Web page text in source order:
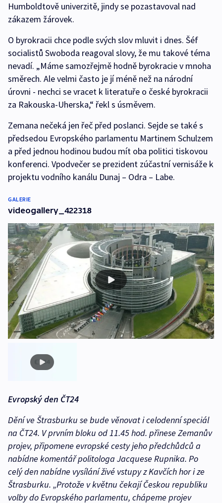
Humboldtově univerzitě, jindy se pozastavoval nad
zákazem žárovek.
O byrokracii chce podle svých slov mluvit i dnes. Šéf
socialistů Swoboda reagoval slovy, že mu takové téma
nevadí. „Máme samozřejmě hodně byrokracie v mnoha
směrech. Ale velmi často je jí méně než na národní
úrovni - nechci se vracet k literatuře o české byrokracii
za Rakouska-Uherska,“ řekl s úsměvem.
Zemana nečeká jen řeč před poslanci. Sejde se také s
předsedou Evropského parlamentu Martinem Schulzem
a před jednou hodinou budou mít oba politici tiskovou
konferenci. Vpodvečer se prezident zúčastní vernisáže k
projektu vodního kanálu Dunaj – Odra – Labe.
GALERIE
videogallery_422318
Evropský den ČT24
Dění ve Štrasburku se bude věnovat i celodenní speciál
na ČT24. V prvním bloku od 11.45 hod. přinese Zemanův
projev, připomene evropské cesty jeho předchůdců a
nabídne komentář politologa Jacquese Rupnika. Po
celý den nabídne vysílání živé vstupy z Kavčích hor i ze
Štrasburku. „Protože v květnu čekají Českou republiku
volby do Evropského parlamentu, chápeme projev